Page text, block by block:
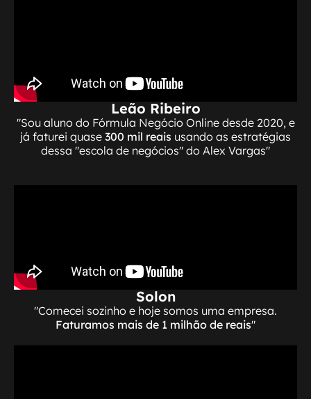
Leão Ribeiro
"Sou aluno do Fórmula Negócio Online desde 2020, e
já faturei quase 300 mil reais usando as estratégias
dessa "escola de negócios" do Alex Vargas"
Solon
"Comecei sozinho e hoje somos uma empresa.
Faturamos mais de 1 milhão de reais"